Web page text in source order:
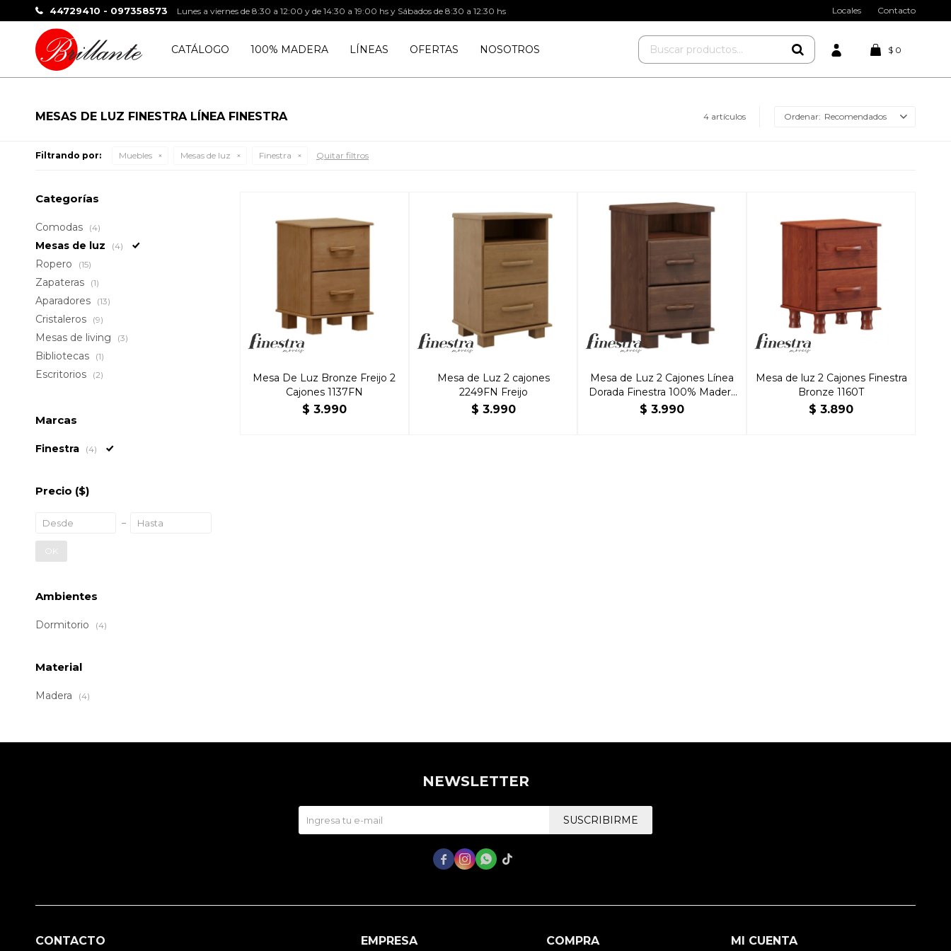
CATÁLOGO 100% MADERA LÍNEAS OFERTAS NOSOTROS $ 0
44729410 - 097358573 Lunes a viernes de 8:30 a 12:00 y de 14:30 a 19:00 hs y Sábados de 8:30 a 12:30 hs Locales Contacto
MESAS DE LUZ FINESTRA LÍNEA FINESTRA 4 artículos Recomendados
Filtrando por: Muebles Mesas de luz Finestra Quitar filtros
Mesa De Luz Bronze Freijo 2
Cajones 1137FN
$ 3.990
Mesa de Luz 2 cajones
2249FN Freijo
$ 3.990
Mesa de Luz 2 Cajones Línea
Dorada Finestra 100% Madera
Maciza
$ 3.990
Mesa de luz 2 Cajones Finestra
Bronze 1160T
$ 3.890
Categorías
Comodas (4)
Mesas de luz (4)
Ropero (15)
Zapateras (1)
Aparadores (13)
Cristaleros (9)
Mesas de living (3)
Bibliotecas (1)
Escritorios (2)
Marcas
Finestra (4)
Precio ($)
OK
Ambientes
Dormitorio (4)
Material
Madera (4)
CONTACTO EMPRESA COMPRA MI CUENTA
NEWSLETTER
SUSCRIBIRME
   